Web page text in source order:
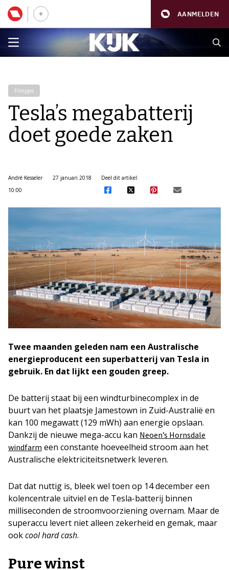
AANMELDEN
Filmpjes
Tesla’s megabatterij
doet goede zaken
André Kesseler
27 januari 2018
10:00
Deel dit artikel:
Twee maanden geleden nam een Australische
energieproducent een superbatterij van Tesla in
gebruik. En dat lijkt een gouden greep.
De batterij staat bij een windturbinecomplex in de
buurt van het plaatsje Jamestown in Zuid-Australië en
kan 100 megawatt (129 mWh) aan energie opslaan.
Dankzij de nieuwe mega-accu kan Neoen’s Hornsdale
windfarm een constante hoeveelheid stroom aan het
Australische elektriciteitsnetwerk leveren.
Dat dat nuttig is, bleek wel toen op 14 december een
kolencentrale uitviel en de Tesla-batterij binnen
milliseconden de stroomvoorziening overnam. Maar de
superaccu levert niet alleen zekerheid en gemak, maar
ookcool hard cash.
Pure winst